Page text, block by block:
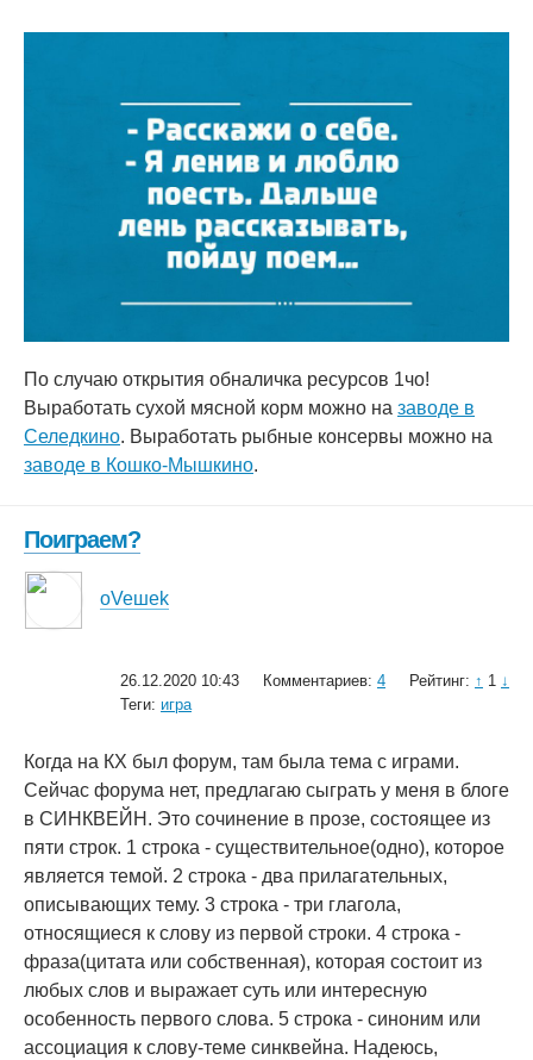
По случаю открытия обналичка ресурсов 1чо!
Выработать сухой мясной корм можно на заводе в
Селедкино. Выработать рыбные консервы можно на
заводе в Кошко-Мышкино.
Поиграем?
oVeшеk
26.12.2020 10:43 Комментариев: 4 Рейтинг: ↑ 1 ↓
Теги: игра
Когда на КХ был форум, там была тема с играми.
Сейчас форума нет, предлагаю сыграть у меня в блоге
в СИНКВЕЙН. Это сочинение в прозе, состоящее из
пяти строк. 1 строка - существительное(одно), которое
является темой. 2 строка - два прилагательных,
описывающих тему. 3 строка - три глагола,
относящиеся к слову из первой строки. 4 строка -
фраза(цитата или собственная), которая состоит из
любых слов и выражает суть или интересную
особенность первого слова. 5 строка - синоним или
ассоциация к слову-теме синквейна. Надеюсь,